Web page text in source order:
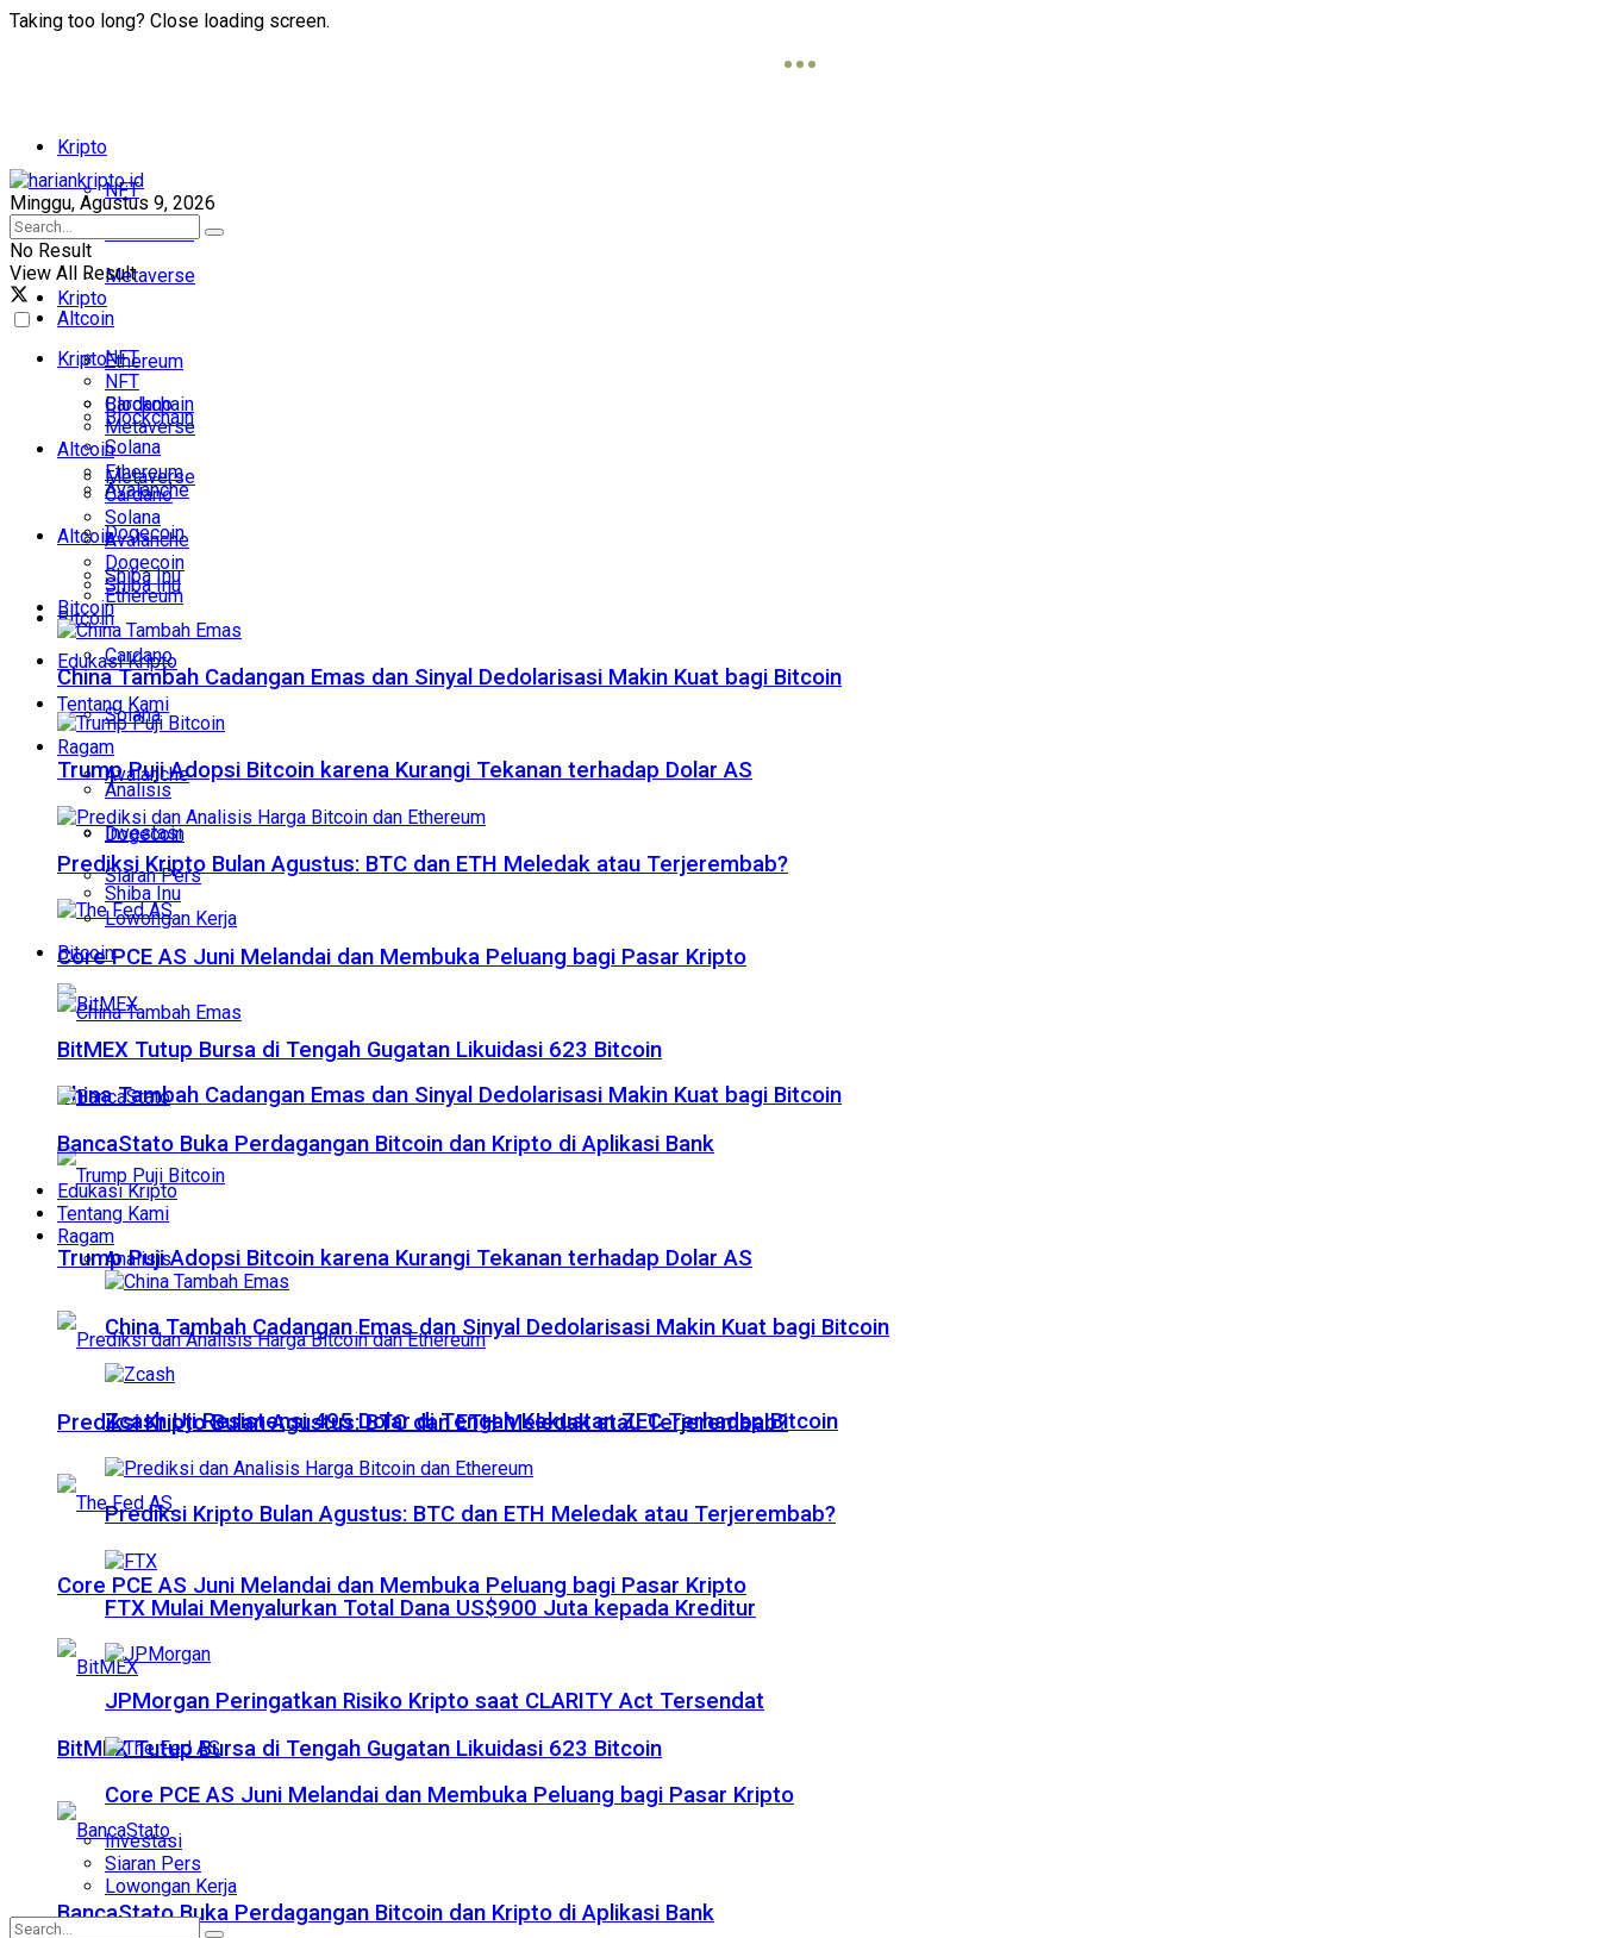
Taking too long? Close loading screen.
Kripto
NFT
Blockchain
Metaverse
Altcoin
Ethereum
Cardano
Solana
Avalanche
Dogecoin
Shiba Inu
Bitcoin
Edukasi Kripto
Tentang Kami
Ragam
Analisis
Investasi
Siaran Pers
Lowongan Kerja
Minggu, Agustus 9, 2026
No Result
View All Result
Kripto
NFT
Blockchain
Metaverse
Altcoin
Ethereum
Cardano
Solana
Avalanche
Dogecoin
Shiba Inu
Bitcoin
China Tambah Cadangan Emas dan Sinyal Dedolarisasi Makin Kuat bagi Bitcoin
Trump Puji Adopsi Bitcoin karena Kurangi Tekanan terhadap Dolar AS
Prediksi Kripto Bulan Agustus: BTC dan ETH Meledak atau Terjerembab?
Core PCE AS Juni Melandai dan Membuka Peluang bagi Pasar Kripto
BitMEX Tutup Bursa di Tengah Gugatan Likuidasi 623 Bitcoin
BancaStato Buka Perdagangan Bitcoin dan Kripto di Aplikasi Bank
Kripto
NFT
Blockchain
Metaverse
Altcoin
Ethereum
Cardano
Solana
Avalanche
Dogecoin
Shiba Inu
Bitcoin
China Tambah Cadangan Emas dan Sinyal Dedolarisasi Makin Kuat bagi Bitcoin
Trump Puji Adopsi Bitcoin karena Kurangi Tekanan terhadap Dolar AS
Prediksi Kripto Bulan Agustus: BTC dan ETH Meledak atau Terjerembab?
Core PCE AS Juni Melandai dan Membuka Peluang bagi Pasar Kripto
BitMEX Tutup Bursa di Tengah Gugatan Likuidasi 623 Bitcoin
BancaStato Buka Perdagangan Bitcoin dan Kripto di Aplikasi Bank
Edukasi Kripto
Tentang Kami
Ragam
Analisis
China Tambah Cadangan Emas dan Sinyal Dedolarisasi Makin Kuat bagi Bitcoin
Zcash Uji Resistensi 495 Dolar di Tengah Kekuatan ZEC Terhadap Bitcoin
Prediksi Kripto Bulan Agustus: BTC dan ETH Meledak atau Terjerembab?
FTX Mulai Menyalurkan Total Dana US$900 Juta kepada Kreditur
JPMorgan Peringatkan Risiko Kripto saat CLARITY Act Tersendat
Core PCE AS Juni Melandai dan Membuka Peluang bagi Pasar Kripto
Investasi
Siaran Pers
Lowongan Kerja